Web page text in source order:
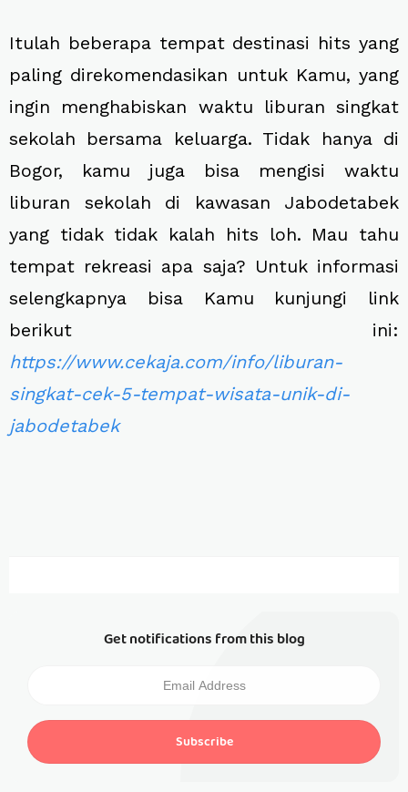
Itulah beberapa tempat destinasi hits yang
paling direkomendasikan untuk Kamu, yang
ingin menghabiskan waktu liburan singkat
sekolah bersama keluarga. Tidak hanya di
Bogor, kamu juga bisa mengisi waktu
liburan sekolah di kawasan Jabodetabek
yang tidak tidak kalah hits loh. Mau tahu
tempat rekreasi apa saja? Untuk informasi
selengkapnya bisa Kamu kunjungi link
berikut ini:
https://www.cekaja.com/info/liburan-
singkat-cek-5-tempat-wisata-unik-di-
jabodetabek
Get notifications from this blog
Subscribe